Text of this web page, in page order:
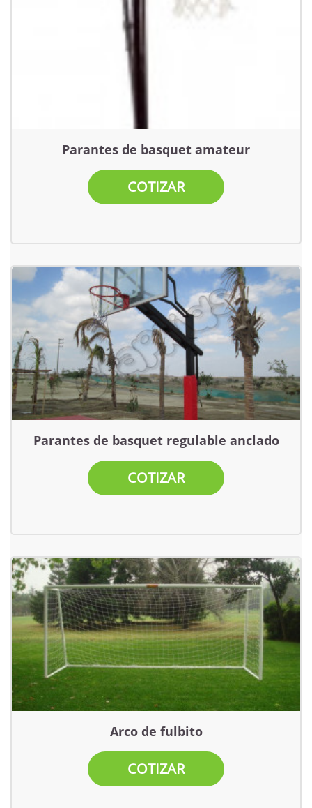
Parantes de basquet amateur
COTIZAR
Parantes de basquet regulable anclado
COTIZAR
Arco de fulbito
COTIZAR